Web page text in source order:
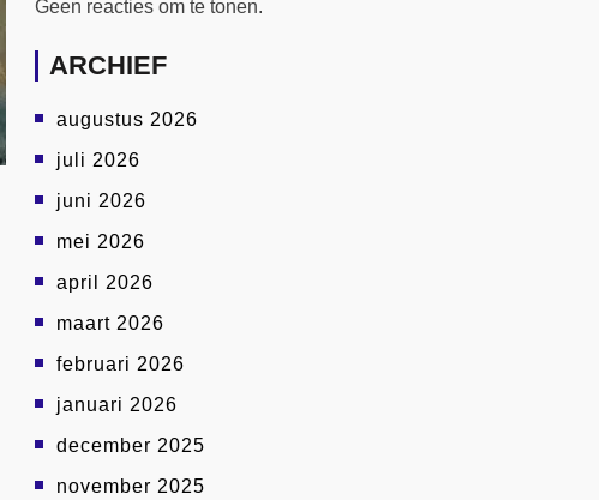
Geen reacties om te tonen.
ARCHIEF
augustus 2026
juli 2026
juni 2026
mei 2026
april 2026
maart 2026
februari 2026
januari 2026
december 2025
november 2025